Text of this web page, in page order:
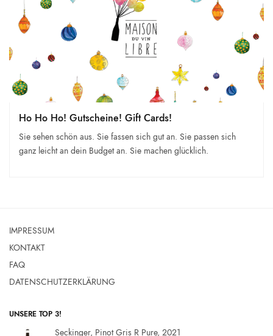
Ho Ho Ho! Gutscheine! Gift Cards!
Sie sehen schön aus. Sie fassen sich gut an. Sie passen sich
ganz leicht an dein Budget an. Sie machen glücklich.
IMPRESSUM
KONTAKT
FAQ
DATENSCHUTZERKLÄRUNG
UNSERE TOP 3!
Seckinger, Pinot Gris R Pure, 2021